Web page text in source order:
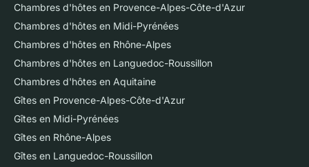
Chambres d'hôtes en Provence-Alpes-Côte-d'Azur
Chambres d'hôtes en Midi-Pyrénées
Chambres d'hôtes en Rhône-Alpes
Chambres d'hôtes en Languedoc-Roussillon
Chambres d'hôtes en Aquitaine
Gîtes en Provence-Alpes-Côte-d'Azur
Gîtes en Midi-Pyrénées
Gîtes en Rhône-Alpes
Gîtes en Languedoc-Roussillon